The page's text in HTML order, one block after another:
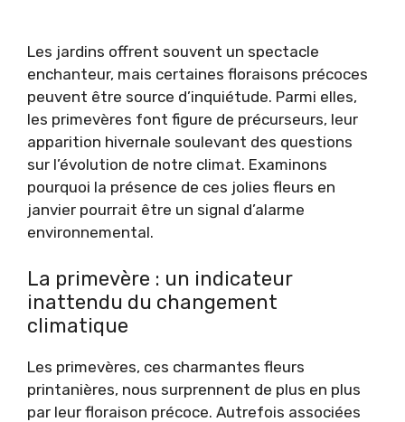
Les jardins offrent souvent un spectacle
enchanteur, mais certaines floraisons précoces
peuvent être source d’inquiétude. Parmi elles,
les primevères font figure de précurseurs, leur
apparition hivernale soulevant des questions
sur l’évolution de notre climat. Examinons
pourquoi la présence de ces jolies fleurs en
janvier pourrait être un signal d’alarme
environnemental.
La primevère : un indicateur
inattendu du changement
climatique
Les primevères, ces charmantes fleurs
printanières, nous surprennent de plus en plus
par leur floraison précoce. Autrefois associées